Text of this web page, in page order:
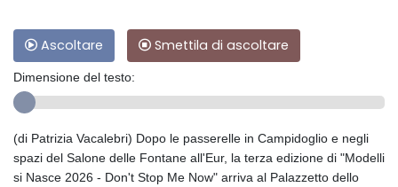
Ascoltare Smettila di ascoltare
Dimensione del testo:
(di Patrizia Vacalebri) Dopo le passerelle in Campidoglio e negli
spazi del Salone delle Fontane all'Eur, la terza edizione di "Modelli
si Nasce 2026 - Don't Stop Me Now" arriva al Palazzetto dello